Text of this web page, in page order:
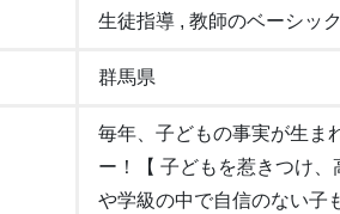
生徒指導 , 教師のベーシッ
群馬県
毎年、子どもの事実が生ま
ー！【 子どもを惹きつけ
や学級の中で自信のない子